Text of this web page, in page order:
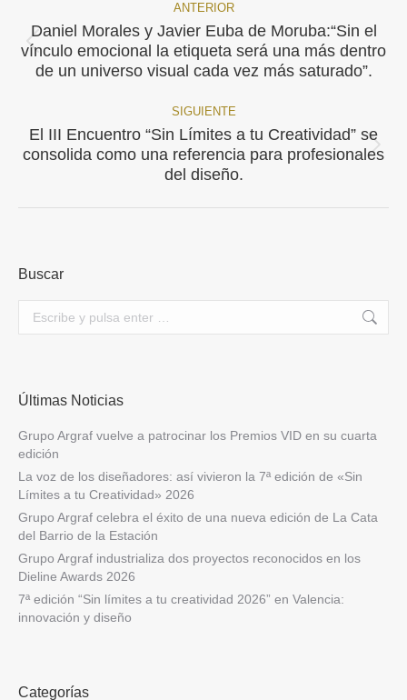
Navegación
entre
publicaciones
ANTERIOR
Publicación
anterior:
Daniel Morales y Javier Euba de Moruba:“Sin el
vínculo emocional la etiqueta será una más dentro
de un universo visual cada vez más saturado”.
SIGUIENTE
Publicación
siguiente:
El III Encuentro “Sin Límites a tu Creatividad” se
consolida como una referencia para profesionales
del diseño.
Buscar
Últimas Noticias
Grupo Argraf vuelve a patrocinar los Premios VID en su cuarta
edición
La voz de los diseñadores: así vivieron la 7ª edición de «Sin
Límites a tu Creatividad» 2026
Grupo Argraf celebra el éxito de una nueva edición de La Cata
del Barrio de la Estación
Grupo Argraf industrializa dos proyectos reconocidos en los
Dieline Awards 2026
7ª edición “Sin límites a tu creatividad 2026” en Valencia:
innovación y diseño
Categorías